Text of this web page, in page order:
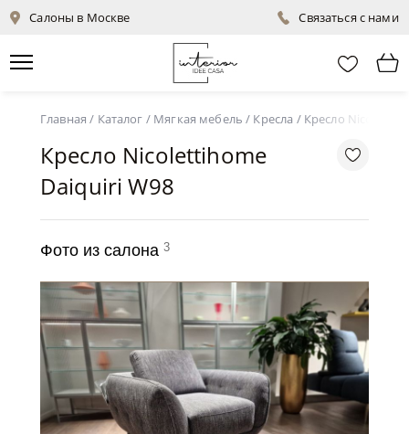
Салоны в Москве Связаться с нами
Главная / Каталог / Мягкая мебель / Кресла / Кресло
Кресло Nicolettihome
Daiquiri W98
Фото из салона 3